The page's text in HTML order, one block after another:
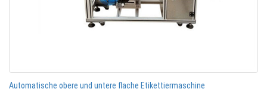
Automatische obere und untere flache Etikettiermaschine